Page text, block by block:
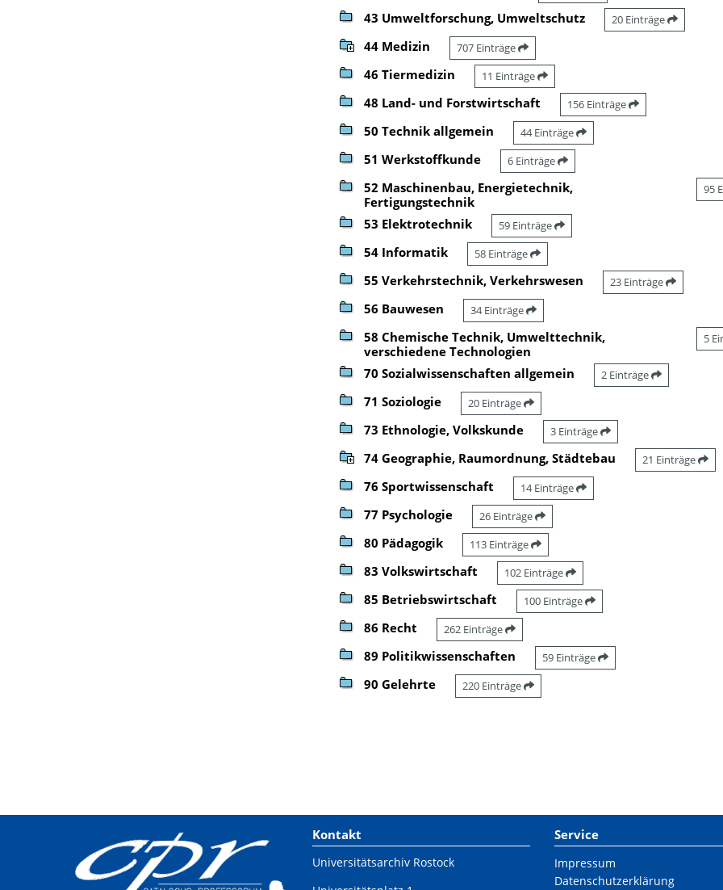
43 Umweltforschung, Umweltschutz 20 Einträge
44 Medizin 707 Einträge
46 Tiermedizin 11 Einträge
48 Land- und Forstwirtschaft 156 Einträge
50 Technik allgemein 44 Einträge
51 Werkstoffkunde 6 Einträge
52 Maschinenbau, Energietechnik,
Fertigungstechnik
95
53 Elektrotechnik 59 Einträge
54 Informatik 58 Einträge
55 Verkehrstechnik, Verkehrswesen 23 Einträge
56 Bauwesen 34 Einträge
58 Chemische Technik, Umwelttechnik,
verschiedene Technologien
5
70 Sozialwissenschaften allgemein 2 Einträge
71 Soziologie 20 Einträge
73 Ethnologie, Volkskunde 3 Einträge
74 Geographie, Raumordnung, Städtebau 21 Einträge
76 Sportwissenschaft 14 Einträge
77 Psychologie 26 Einträge
80 Pädagogik 113 Einträge
83 Volkswirtschaft 102 Einträge
85 Betriebswirtschaft 100 Einträge
86 Recht 262 Einträge
89 Politikwissenschaften 59 Einträge
90 Gelehrte 220 Einträge
Kontakt
Universitätsarchiv Rostock
Service
Impressum
Datenschutzerklärung